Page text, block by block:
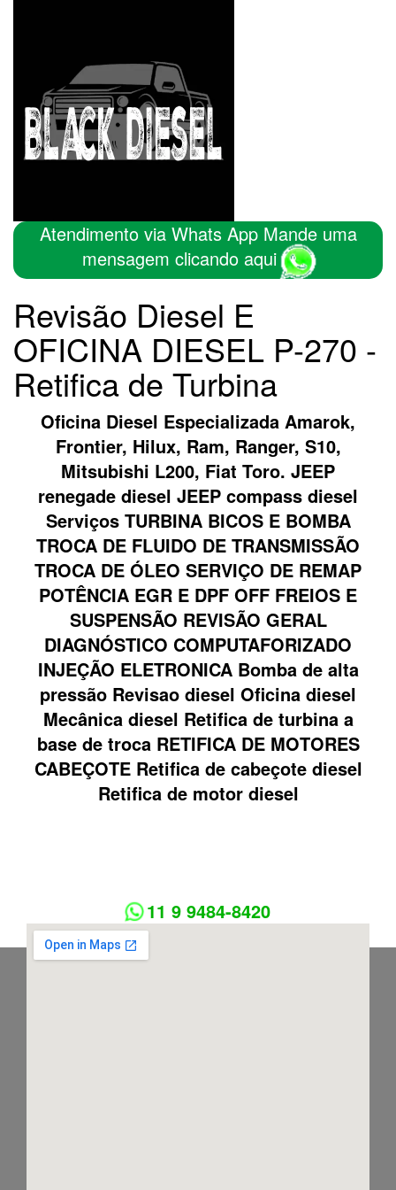
Atendimento via Whats App Mande uma
mensagem clicando aqui
Revisão Diesel E
OFICINA DIESEL P-270 -
Retifica de Turbina
Oficina Diesel Especializada Amarok,
Frontier, Hilux, Ram, Ranger, S10,
Mitsubishi L200, Fiat Toro. JEEP
renegade diesel JEEP compass diesel
Serviços TURBINA BICOS E BOMBA
TROCA DE FLUIDO DE TRANSMISSÃO
TROCA DE ÓLEO SERVIÇO DE REMAP
POTÊNCIA EGR E DPF OFF FREIOS E
SUSPENSÃO REVISÃO GERAL
DIAGNÓSTICO COMPUTAFORIZADO
INJEÇÃO ELETRONICA Bomba de alta
pressão Revisao diesel Oficina diesel
Mecânica diesel Retifica de turbina a
base de troca RETIFICA DE MOTORES
CABEÇOTE Retifica de cabeçote diesel
Retifica de motor diesel
11 9 9484-8420